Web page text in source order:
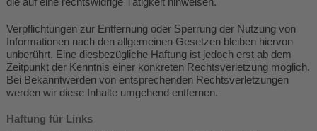
Verpflichtungen zur Entfernung oder Sperrung der Nutzung von
Informationen nach den allgemeinen Gesetzen bleiben hiervon
unberührt. Eine diesbezügliche Haftung ist jedoch erst ab dem
Zeitpunkt der Kenntnis einer konkreten Rechtsverletzung möglich.
Bei Bekanntwerden von entsprechenden Rechtsverletzungen
werden wir diese Inhalte umgehend entfernen.
Haftung für Links